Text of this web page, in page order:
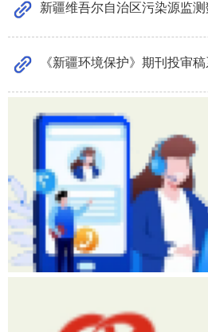
新疆维吾尔自治区污染源监
《新疆环境保护》期刊投审